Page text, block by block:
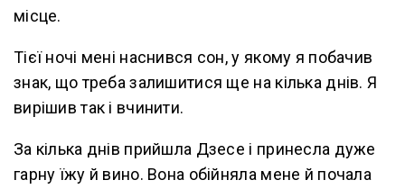
місце.
Тієї ночі мені наснився сон, у якому я побачив
знак, що треба залишитися ще на кілька днів. Я
вирішив так і вчинити.
За кілька днів прийшла Дзесе і принесла дуже
гарну їжу й вино. Вона обійняла мене й почала